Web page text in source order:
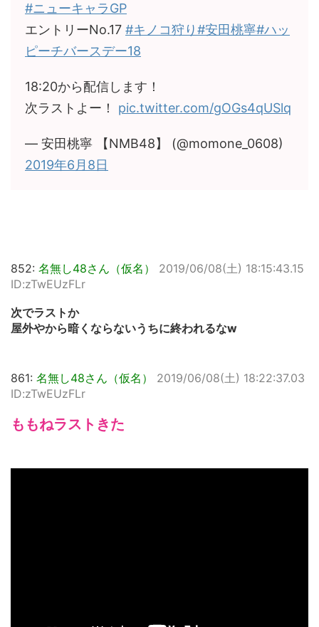
#ニューキャラGP
エントリーNo.17 #キノコ狩り#安田桃寧#ハッ
ピーチバースデー18
18:20から配信します！
次ラストよー！ pic.twitter.com/gOGs4qUSlq
— 安田桃寧 【NMB48】 (@momone_0608)
2019年6月8日
852: 名無し48さん（仮名）
2019/06/08(土) 18:15:43.15
ID:zTwEUzFLr
次でラストか
屋外やから暗くならないうちに終われるなw
861: 名無し48さん（仮名）
2019/06/08(土) 18:22:37.03
ID:zTwEUzFLr
ももねラストきた